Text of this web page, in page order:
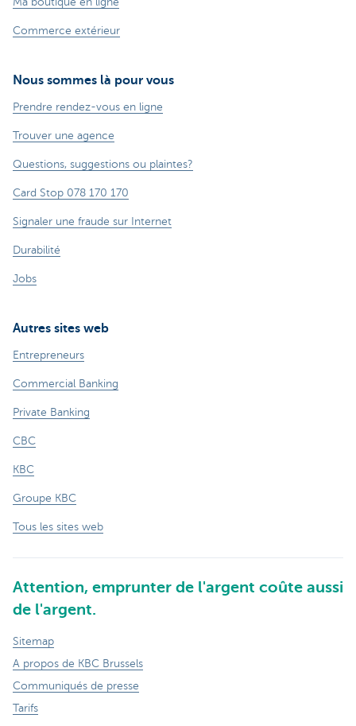
Commerce extérieur
Nous sommes là pour vous
Prendre rendez-vous en ligne
Trouver une agence
Questions, suggestions ou plaintes?
Card Stop 078 170 170
Signaler une fraude sur Internet
Durabilité
Jobs
Autres sites web
Entrepreneurs
Commercial Banking
Private Banking
CBC
KBC
Groupe KBC
Tous les sites web
Attention, emprunter de l'argent coûte aussi
de l'argent.
Sitemap
A propos de KBC Brussels
Communiqués de presse
Tarifs